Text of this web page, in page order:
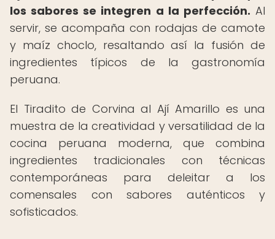
los sabores se integren a la perfección. Al
servir, se acompaña con rodajas de camote
y maíz choclo, resaltando así la fusión de
ingredientes típicos de la gastronomía
peruana.
El Tiradito de Corvina al Ají Amarillo es una
muestra de la creatividad y versatilidad de la
cocina peruana moderna, que combina
ingredientes tradicionales con técnicas
contemporáneas para deleitar a los
comensales con sabores auténticos y
sofisticados.